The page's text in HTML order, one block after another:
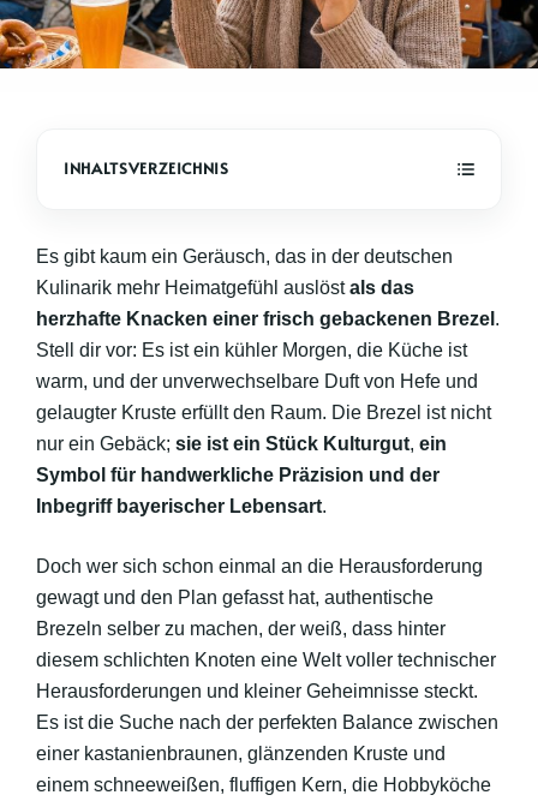
Es gibt kaum ein Geräusch, das in der deutschen
Kulinarik mehr Heimatgefühl auslöstals das
herzhafte Knacken einer frisch gebackenen Brezel .
Stell dir vor: Es ist ein kühler Morgen, die Küche ist
warm, und der unverwechselbare Duft von Hefe und
gelaugter Kruste erfüllt den Raum. Die Brezel ist nicht
nur ein Gebäck; sie ist ein Stück Kulturgut, ein
Symbol für handwerkliche Präzision und der
Inbegriff bayerischer Lebensart.
Doch wer sich schon einmal an die Herausforderung
gewagt und den Plan gefasst hat, authentische
Brezeln selber zu machen, der weiß, dass hinter
diesem schlichten Knoten eine Welt voller technischer
Herausforderungen und kleiner Geheimnisse steckt.
Es ist die Suche nach der perfekten Balance zwischen
einer kastanienbraunen, glänzenden Kruste und
einem schneeweißen, fluffigen Kern, die Hobbyköche